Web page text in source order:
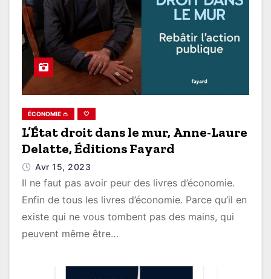
ÉCONOMIE 👛 🤍
L’État droit dans le mur, Anne-Laure
Delatte, Éditions Fayard
Avr 15, 2023
Il ne faut pas avoir peur des livres d’économie.
Enfin de tous les livres d’économie. Parce qu’il en
existe qui ne vous tombent pas des mains, qui
peuvent même être…